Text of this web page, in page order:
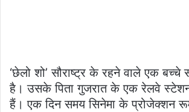
‘छेलो शो’ सौराष्ट्र के रहने वाले एक बच्चे
है। उसके पिता गुजरात के एक रेलवे
हैं। एक दिन समय सिनेमा के प्रोजेक्शन